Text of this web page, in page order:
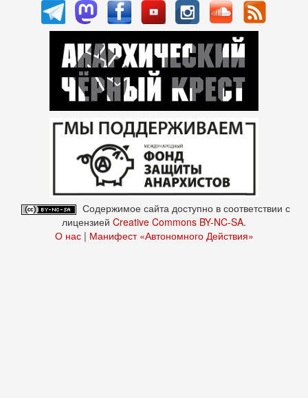
Содержимое сайта доступно в соответствии с
лицензией Creative Commons BY-NC-SA.
О нас| Манифест «Автономного Действия»